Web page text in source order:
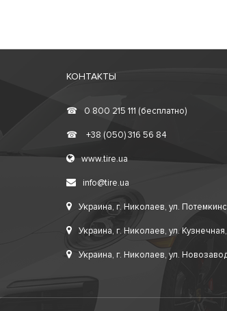
КОНТАКТЫ
☎ 0 800 215 111 (бесплатно)
☎ +38 (050) 316 56 84
www.tire.ua
info@tire.ua
Украина, г. Николаев, ул.
Украина, г. Николаев, ул.
Украина, г. Николаев, ул.